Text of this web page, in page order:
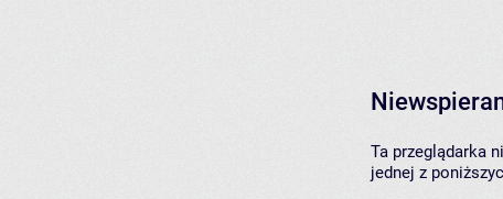
Ta przeglądarka
jednej z